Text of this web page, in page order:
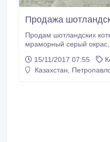
Продажа
Продам шотландских
мраморный серый окрас, одна девочка голубой
вислоухая), папа скотиш страйк (шотландский
прямоухие). Котятам месяц, начали кушать,
15/11/2017 07:55
Казахстан,